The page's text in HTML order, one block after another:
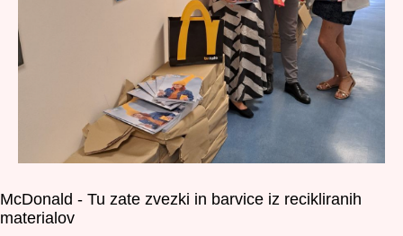
McDonald - Tu zate zvezki in barvice iz recikliranih
materialov